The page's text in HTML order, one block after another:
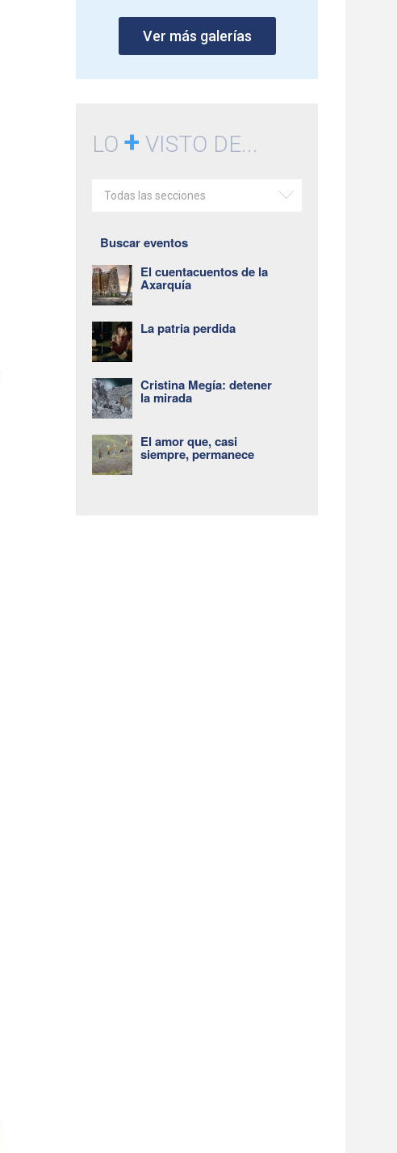
Ver más galerías
LO+ VISTO DE...
Todas las secciones
Buscar eventos
El cuentacuentos de la
Axarquía
La patria perdida
Cristina Megía: detener
la mirada
El amor que, casi
siempre, permanece